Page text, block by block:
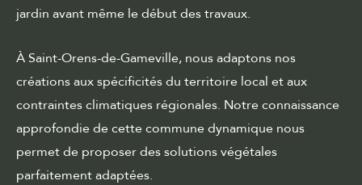
jardin avant même le début des travaux.
À Saint-Orens-de-Gameville, nous adaptons nos
créations aux spécificités du territoire local et aux
contraintes climatiques régionales. Notre connaissance
approfondie de cette commune dynamique nous
permet de proposer des solutions végétales
parfaitement adaptées.